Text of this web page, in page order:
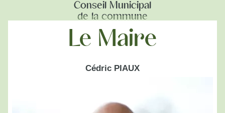
Conseil Municipal
de la commune
Le Maire
Cédric PIAUX